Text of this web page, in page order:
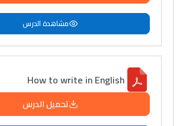
مشاهدة الدرس
How to write in English
تحميل الدرس